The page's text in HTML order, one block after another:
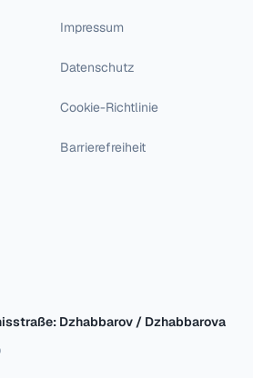
Impressum
Datenschutz
Cookie-Richtlinie
Barrierefreiheit
Dzhabbarov / Dzhabbarova